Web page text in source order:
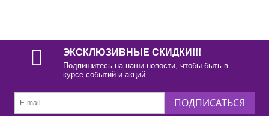
ЭКСКЛЮЗИВНЫЕ СКИДКИ!!!
Подпишитесь на наши новости, чтобы быть в
курсе событий и акций.
ПОДПИСАТЬСЯ